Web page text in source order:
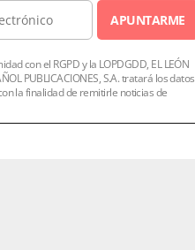
APUNTARME
con el RGPD y la LOPDGDD, EL LEÓN
PUBLICACIONES, S.A. tratará los datos
la finalidad de remitirle noticias de